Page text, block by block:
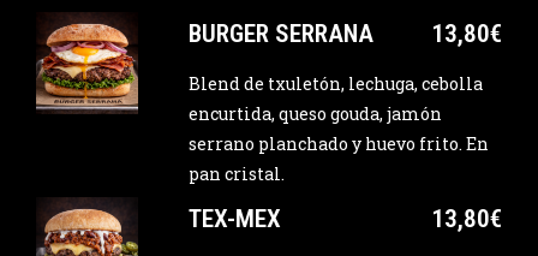
BURGER SERRANA 13,80€
Blend de txuletón, lechuga, cebolla
encurtida, queso gouda, jamón
serrano planchado y huevo frito. En
pan cristal.
TEX-MEX 13,80€